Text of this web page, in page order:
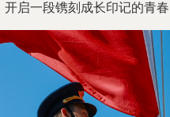
启一段镌刻成长印记的青春